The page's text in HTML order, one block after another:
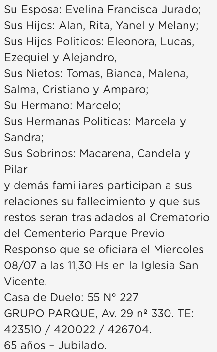
Su Esposa: Evelina Francisca Jurado;
Sus Hijos: Alan, Rita, Yanel y Melany;
Sus Hijos Politicos: Eleonora, Lucas,
Ezequiel y Alejandro,
Sus Nietos: Tomas, Bianca, Malena,
Salma, Cristiano y Amparo;
Su Hermano: Marcelo;
Sus Hermanas Politicas: Marcela y
Sandra;
Sus Sobrinos: Macarena, Candela y
Pilar
y demás familiares participan a sus
relaciones su fallecimiento y que sus
restos seran trasladados al Crematorio
del Cementerio Parque Previo
Responso que se oficiara el Miercoles
08/07 a las 11,30 Hs en la Iglesia San
Vicente.
Casa de Duelo: 55 N° 227
GRUPO PARQUE, Av. 29 nº 330. TE:
423510 / 420022 / 426704.
65 años – Jubilado.